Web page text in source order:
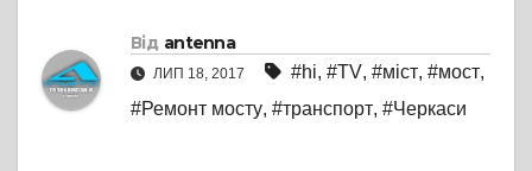
Від antenna
ЛИП 18, 2017 #hi, #TV, #міст, #мост,
#Ремонт мосту, #транспорт, #Черкаси